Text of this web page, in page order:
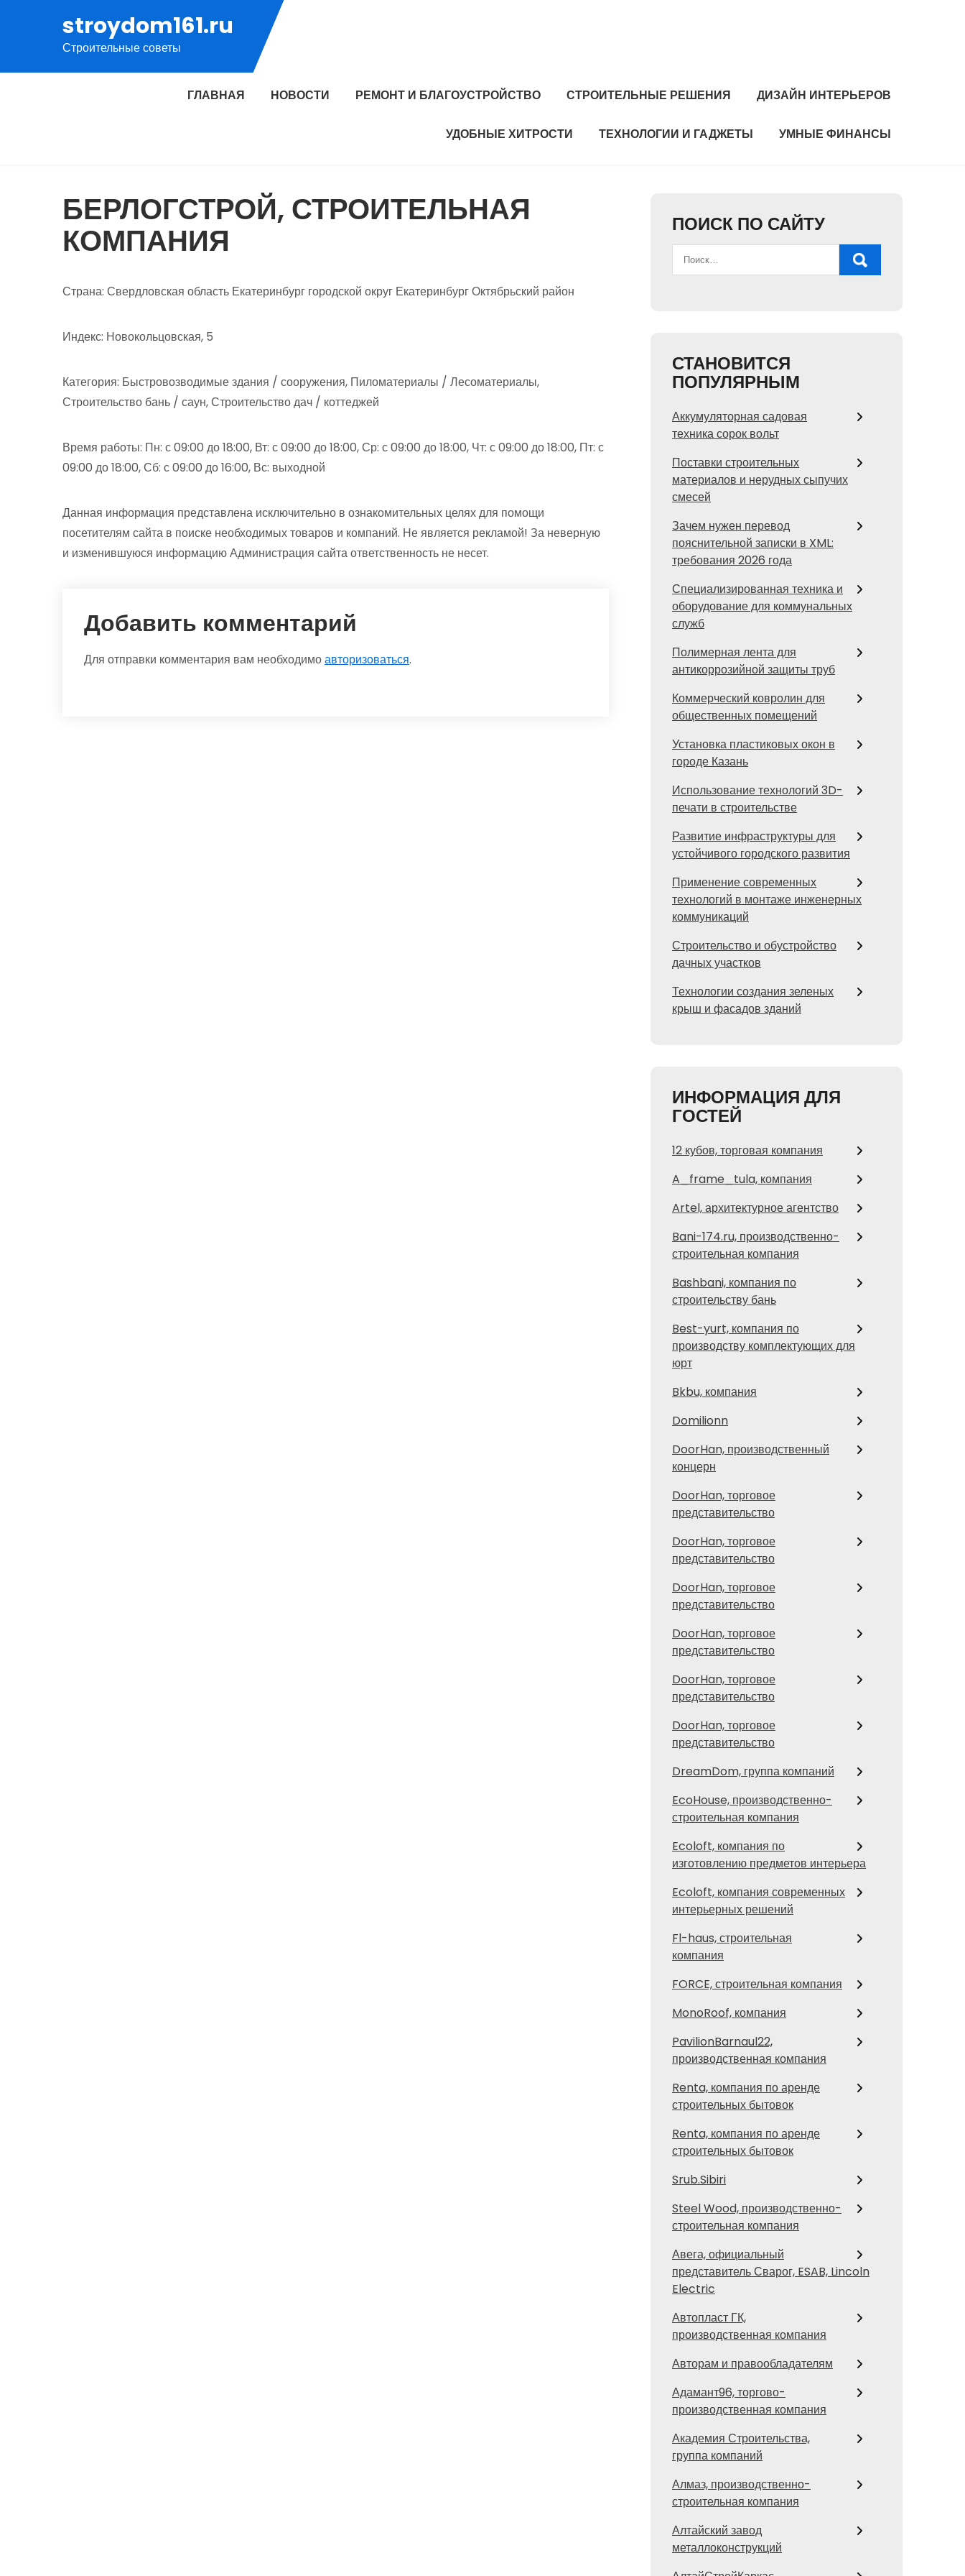
содержимому
stroydom161.ru
Строительные советы
ГЛАВНАЯ НОВОСТИ РЕМОНТ И БЛАГОУСТРОЙСТВО СТРОИТЕЛЬНЫЕ РЕШЕНИЯ ДИЗАЙН ИНТЕРЬЕРОВ
УДОБНЫЕ ХИТРОСТИ ТЕХНОЛОГИИ И ГАДЖЕТЫ УМНЫЕ ФИНАНСЫ
БЕРЛОГСТРОЙ, СТРОИТЕЛЬНАЯ
КОМПАНИЯ
Страна: Свердловская область Екатеринбург городской округ Екатеринбург Октябрьский район
Индекс: Новокольцовская, 5
Категория: Быстровозводимые здания / сооружения, Пиломатериалы / Лесоматериалы,
Строительство бань / саун, Строительство дач / коттеджей
Время работы: Пн: с 09:00 до 18:00, Вт: с 09:00 до 18:00, Ср: с 09:00 до 18:00, Чт: с 09:00 до 18:00, Пт: с
09:00 до 18:00, Сб: с 09:00 до 16:00, Вс: выходной
Данная информация представлена исключительно в ознакомительных целях для помощи
посетителям сайта в поиске необходимых товаров и компаний. Не является рекламой! За неверную
и изменившуюся информацию Администрация сайта ответственность не несет.
Добавить комментарий
Для отправки комментария вам необходимоавторизоваться.
ПОИСК ПО САЙТУ
СТАНОВИТСЯ
ПОПУЛЯРНЫМ
Аккумуляторная садовая
техника сорок вольт
Поставки строительных
материалов и нерудных сыпучих
смесей
Зачем нужен перевод
пояснительной записки в XML:
требования 2026 года
Специализированная техника и
оборудование для коммунальных
служб
Полимерная лента для
антикоррозийной защиты труб
Коммерческий ковролин для
общественных помещений
Установка пластиковых окон в
городе Казань
Использование технологий 3D-
печати в строительстве
Развитие инфраструктуры для
устойчивого городского развития
Применение современных
технологий в монтаже инженерных
коммуникаций
Строительство и обустройство
дачных участков
Технологии создания зеленых
крыш и фасадов зданий
ИНФОРМАЦИЯ ДЛЯ
ГОСТЕЙ
12 кубов, торговая компания
A_frame_tula, компания
Artel, архитектурное агентство
Bani-174.ru, производственно-
строительная компания
Bashbani, компания по
строительству бань
Best-yurt, компания по
производству комплектующих для
юрт
Bkbu, компания
Domilionn
DoorHan, производственный
концерн
DoorHan, торговое
представительство
DoorHan, торговое
представительство
DoorHan, торговое
представительство
DoorHan, торговое
представительство
DoorHan, торговое
представительство
DoorHan, торговое
представительство
DreamDom, группа компаний
EcoHouse, производственно-
строительная компания
Ecoloft, компания по
изготовлению предметов интерьера
Ecoloft, компания современных
интерьерных решений
Fl-haus, строительная
компания
FORCE, строительная компания
MonoRoof, компания
PavilionBarnaul22,
производственная компания
Renta, компания по аренде
строительных бытовок
Renta, компания по аренде
строительных бытовок
Srub.Sibiri
Steel Wood, производственно-
строительная компания
Авега, официальный
представитель Сварог, ESAB, Lincoln
Electric
Автопласт ГК,
производственная компания
Авторам и правообладателям
Адамант96, торгово-
производственная компания
Академия Строительства,
группа компаний
Алмаз, производственно-
строительная компания
Алтайский завод
металлоконструкций